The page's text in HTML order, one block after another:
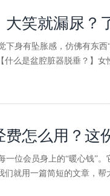
大笑就漏尿？
下身有坠胀感，仿佛有东
什么是盆腔脏器脱垂？】
费怎么用？这
一位会员身上的“暖心钱”
们就用一篇简短的文章，